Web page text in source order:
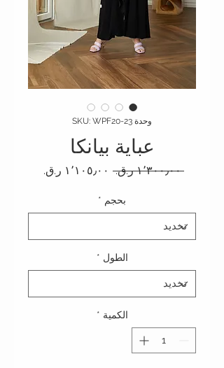
وحدة SKU: WPF20-23
عباية بيانكا
‏١٬٣٠٠٫٠٠ ر.ق.‏ سعر عادي
بحجم *
الطول *
الكمية *